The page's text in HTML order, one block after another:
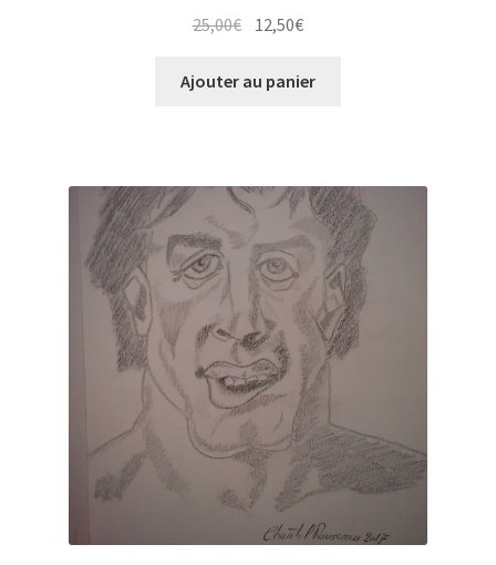
25,00€ Le
initial
12,50€Le
actuel
Ajouter au panier